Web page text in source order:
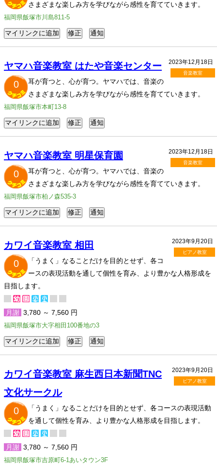
さまざまな楽しみ方を学びながら感性を育てていきます。
福岡県飯塚市川島811-5
2023年12月18日
音楽教室
ヤマハ音楽教室 はたや音楽センター
0
耳が育つと、心が育つ。ヤマハでは、音楽の
さまざまな楽しみ方を学びながら感性を育てていきます。
福岡県飯塚市本町13-8
2023年12月18日
音楽教室
ヤマハ音楽教室 明星保育園
0
耳が育つと、心が育つ。ヤマハでは、音楽の
さまざまな楽しみ方を学びながら感性を育てていきます。
福岡県飯塚市柏ノ森535-3
2023年9月20日
ピアノ教室
カワイ音楽教室 相田
0
「うまく」なることだけを目的とせず、各コ
ースの表現活動を通して個性を育み、より豊かな人格形成を
目指します。
月謝 3,780 ～ 7,560 円
福岡県飯塚市大字相田100番地の3
2023年9月20日
ピアノ教室
カワイ音楽教室 麻生西日本新聞TNC
文化サークル
0
「うまく」なることだけを目的とせず、各コースの表現活動
を通して個性を育み、より豊かな人格形成を目指します。
月謝 3,780 ～ 7,560 円
福岡県飯塚市吉原町6-1あいタウン3F